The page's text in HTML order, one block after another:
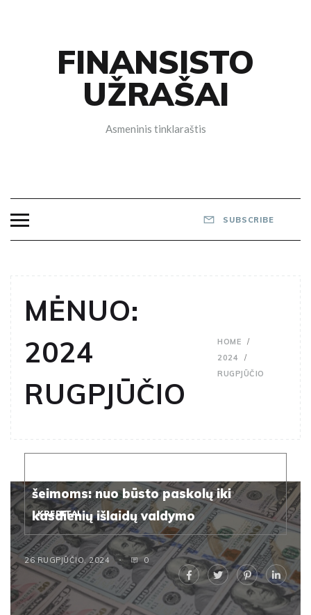
FINANSISTO
UŽRAŠAI
Asmeninis tinklaraštis
SUBSCRIBE
MĖNUO:
2024
RUGPJŪČIO
HOME
2024
RUGPJŪČIO
KREDITAI
šeimoms: nuo būsto paskolų iki
kasdienių išlaidų valdymo
26 RUGPJŪČIO, 2024 0